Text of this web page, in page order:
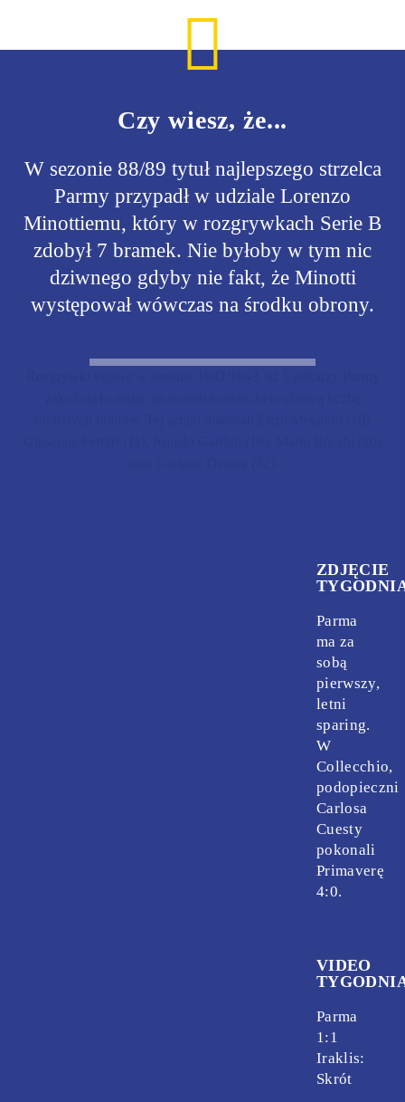
Czy wiesz, że...
W sezonie 88/89 tytuł najlepszego strzelca
Parmy przypadł w udziale Lorenzo
Minottiemu, który w rozgrywkach Serie B
zdobył 7 bramek. Nie byłoby w tym nic
dziwnego gdyby nie fakt, że Minotti
występował wówczas na środku obrony.
ZDJĘCIE
Parma
ma za
sobą
pierwszy,
letni
sparing.
W
Collecchio,
podopieczni
Carlosa
Cuesty
pokonali
Primaverę
4:0.
VIDEO
Parma
1:1
Iraklis:
Skrót